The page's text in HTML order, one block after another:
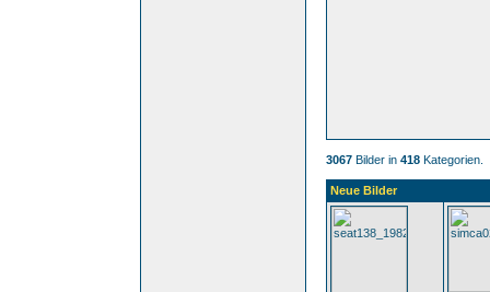
3067 Bilder in 418 Kategorien.
Neue Bilder